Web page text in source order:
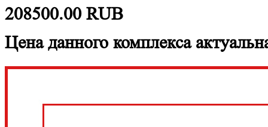
208500.00RUB
Цена данного комплекса